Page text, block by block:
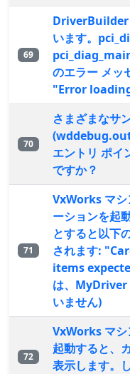
69
DriverBuilder
います。
のエラー メッ
"Error
70
さまざまなサ
エントリ ポイ
ですか？
71
VxWorks マシ
ーションを起
とすると以下
されます:
items
は、MyDriver
いません)
72
VxWorks マ
起動すると、
表示します。